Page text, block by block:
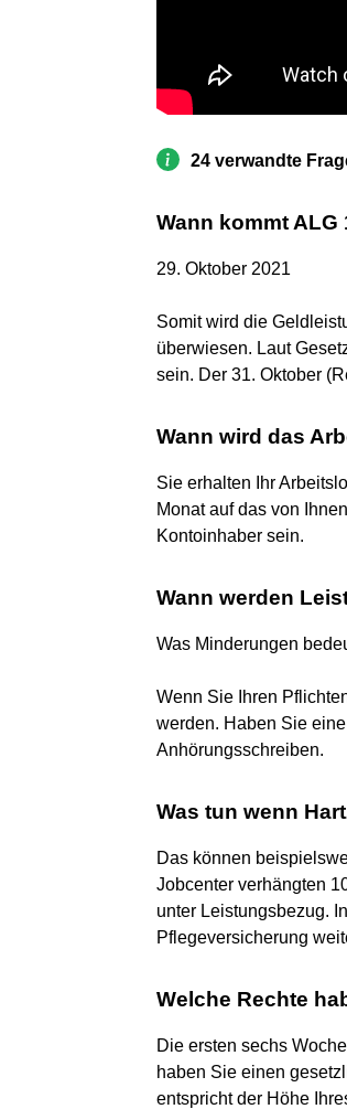
24 verwandte
Wann kommt ALG
29. Oktober 2021
Somit wird die
überwiesen. Laut
sein. Der 31. Oktober
Wann wird das
Sie erhalten Ihr
Monat auf das von
Kontoinhaber sein.
Wann werden
Was Minderungen
Wenn Sie Ihren
werden. Haben Sie
Anhörungsschreiben.
Was tun wenn
Das können
Jobcenter verhängten
unter Leistungsbezug.
Pflegeversicherung
Welche Rechte
Die ersten sechs
haben Sie einen
entspricht der Höhe